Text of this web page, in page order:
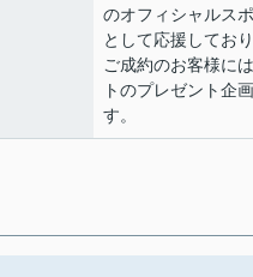
のオフィシャルス
として応援しており
ご成約のお客様に
トのプレゼント企
す。